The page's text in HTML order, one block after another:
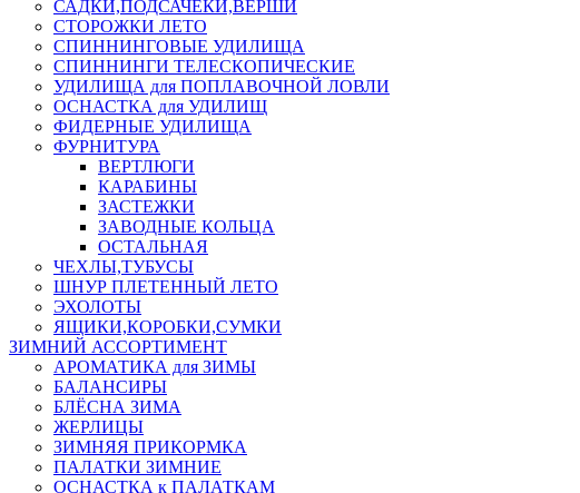
САДКИ,ПОДСАЧЕКИ,ВЕРШИ
СТОРОЖКИ ЛЕТО
СПИННИНГОВЫЕ УДИЛИЩА
СПИННИНГИ ТЕЛЕСКОПИЧЕСКИЕ
УДИЛИЩА для ПОПЛАВОЧНОЙ ЛОВЛИ
ОСНАСТКА для УДИЛИЩ
ФИДЕРНЫЕ УДИЛИЩА
ФУРНИТУРА
ВЕРТЛЮГИ
КАРАБИНЫ
ЗАСТЕЖКИ
ЗАВОДНЫЕ КОЛЬЦА
ОСТАЛЬНАЯ
ЧЕХЛЫ,ТУБУСЫ
ШНУР ПЛЕТЕННЫЙ ЛЕТО
ЭХОЛОТЫ
ЯЩИКИ,КОРОБКИ,СУМКИ
ЗИМНИЙ АССОРТИМЕНТ
АРОМАТИКА для ЗИМЫ
БАЛАНСИРЫ
БЛЁСНА ЗИМА
ЖЕРЛИЦЫ
ЗИМНЯЯ ПРИКОРМКА
ПАЛАТКИ ЗИМНИЕ
ОСНАСТКА к ПАЛАТКАМ